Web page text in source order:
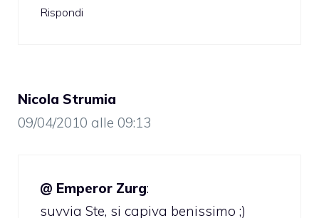
Rispondi
Nicola Strumia
09/04/2010 alle 09:13
@ Emperor Zurg:
suvvia Ste, si capiva benissimo ;)